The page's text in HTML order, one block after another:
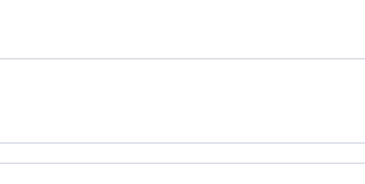
prysznic​.